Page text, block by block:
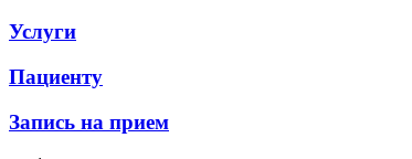
Услуги
Пациенту
Запись на прием